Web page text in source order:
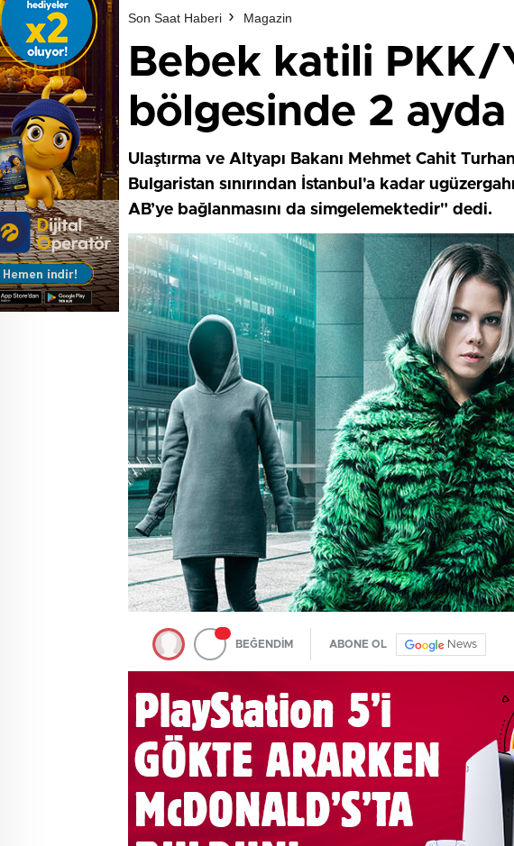
Son Saat Haberi Magazin
Bebek katili PKK/
bölgesinde 2
Ulaştırma ve Altyapı Bakanı Mehmet Cahit
Bulgaristan sınırından İstanbul'a kadar
AB’ye bağlanmasını da simgelemektedir" dedi.
BEĞENDİM ABONE OL News